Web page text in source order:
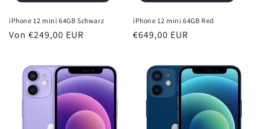
iPhone 12 mini 64GB Schwarz
Normaler
Von €249,00 EUR
iPhone 12 mini 64GB Red
Normaler
€649,00 EUR